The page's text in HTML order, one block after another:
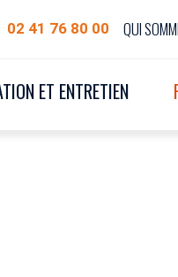
02 41 76 80 00 QUI
ET ENTRETIEN